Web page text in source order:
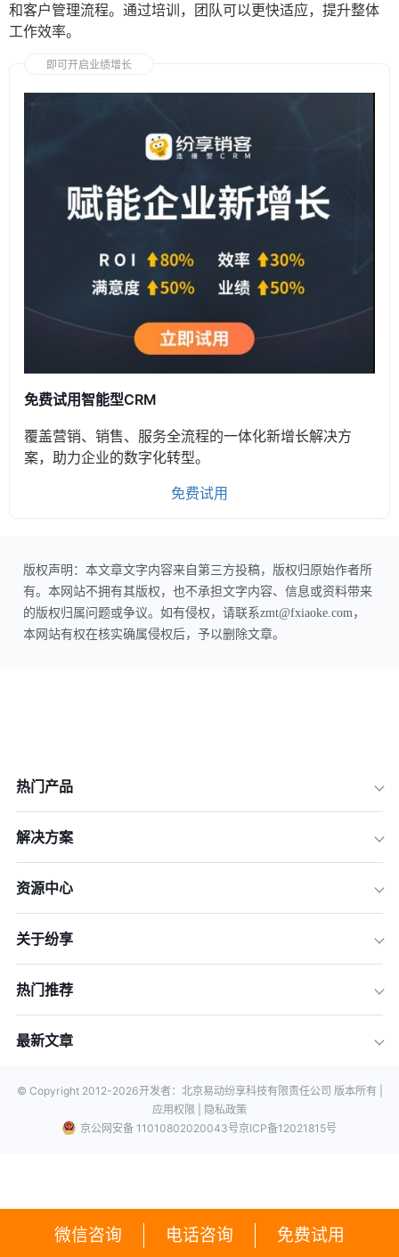
微信咨询 电话咨询 免费试用
和客户管理流程。通过培训，团队可以更快适应，提升整体
工作效率。
即可开启业绩增长
免费试用智能型CRM
覆盖营销、销售、服务全流程的一体化新增长解决方
案，助力企业的数字化转型。
免费试用
版权声明：本文章文字内容来自第三方投稿，版权归原始作者所
有。本网站不拥有其版权，也不承担文字内容、信息或资料带来
的版权归属问题或争议。如有侵权，请联系zmt@fxiaoke.com，
本网站有权在核实确属侵权后，予以删除文章。
热门产品
解决方案
资源中心
关于纷享
热门推荐
最新文章
© Copyright 2012-2026开发者：北京易动纷享科技有限责任公司 版本所有 |
应用权限 |
隐私政策
京公网安备 11010802020043号京ICP备12021815号